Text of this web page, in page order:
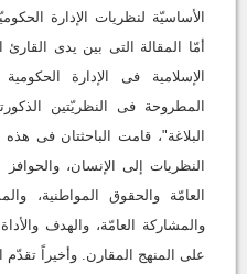
الأساسیّة لنظریات الإدارة
أمّا المقالة التی بین یدی
الإسلامیة فی الإدارة
المطروحة فی النظریّتین
البلاغة"، قامت الباحثتان فی
النظریات إلى الإنسان،
العامّة والحقوق المواطنیة،
والمشارکة العامّة، والهدف
على المنهج المقارن. وأخیراً تقدّم